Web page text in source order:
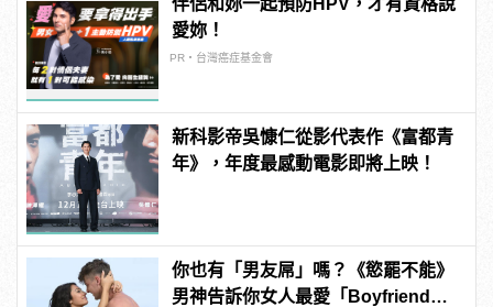
愛妳！
PR・台灣癌症基金會
新科影帝吳慷仁從影代表作《富都青
年》，年度最感動電影即將上映！
你也有「男友屌」嗎？《慾罷不能》
男神告訴你女人最愛「Boyfriend